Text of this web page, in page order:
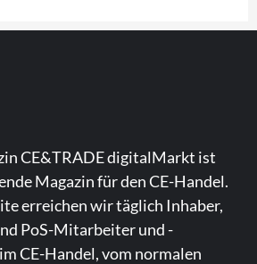
Flut
2026 als Download für iPhone und
verfügbar
CE&TRADE digitalMarkt ist
Magazin für den CE-Handel.
erreichen wir täglich Inhaber,
PoS-Mitarbeiter und -
CE-Handel, vom normalen